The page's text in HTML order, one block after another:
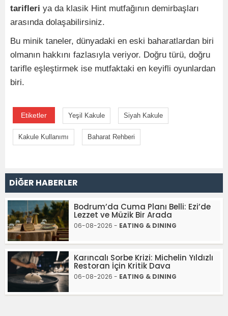
tarifleri ya da klasik Hint mutfağının demirbaşları
arasında dolaşabilirsiniz.
Bu minik taneler, dünyadaki en eski baharatlardan biri
olmanın hakkını fazlasıyla veriyor. Doğru türü, doğru
tarifle eşleştirmek ise mutfaktaki en keyifli oyunlardan
biri.
Etiketler Yeşil Kakule Siyah Kakule
Kakule Kullanımı Baharat Rehberi
DİĞER HABERLER
Bodrum’da Cuma Planı Belli: Ezi’de
Lezzet ve Müzik Bir Arada
06-08-2026 - EATING & DINING
Karıncalı Sorbe Krizi: Michelin Yıldızlı
Restoran İçin Kritik Dava
06-08-2026 - EATING & DINING